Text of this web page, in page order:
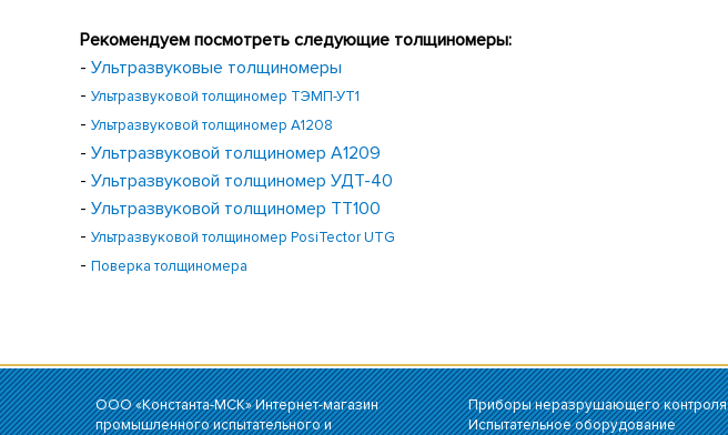
Рекомендуем посмотреть следующие толщиномеры:
- Ультразвуковые толщиномеры
- Ультразвуковой толщиномер ТЭМП-УТ1
- Ультразвуковой толщиномер А1208
- Ультразвуковой толщиномер А1209
- Ультразвуковой толщиномер УДТ-40
- Ультразвуковой толщиномер TT100
- Ультразвуковой толщиномер PosiTector UTG
- Поверка толщиномера
ООО «Константа-МСК» Интернет-магазин
промышленного испытательного и
Приборы неразрушающего контроля
Испытательное оборудование